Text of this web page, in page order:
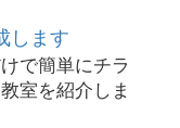
します
で簡単にチラ
室を紹介しま